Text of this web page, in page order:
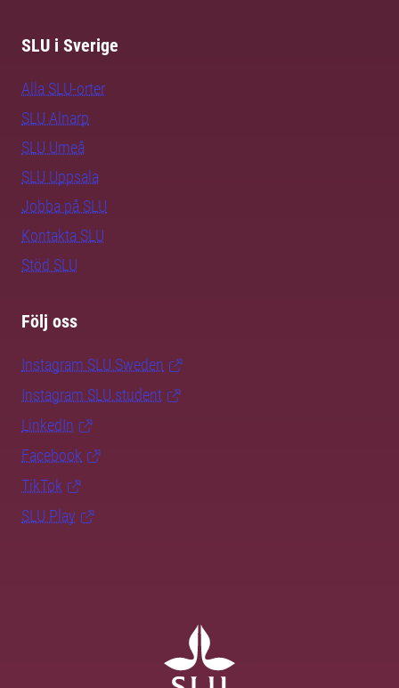
SLU i Sverige
Alla SLU-orter
SLU Alnarp
SLU Umeå
SLU Uppsala
Jobba på SLU
Kontakta SLU
Stöd SLU
Följ oss
Instagram SLU.Sweden
Instagram SLU.student
LinkedIn
Facebook
TikTok
SLU Play